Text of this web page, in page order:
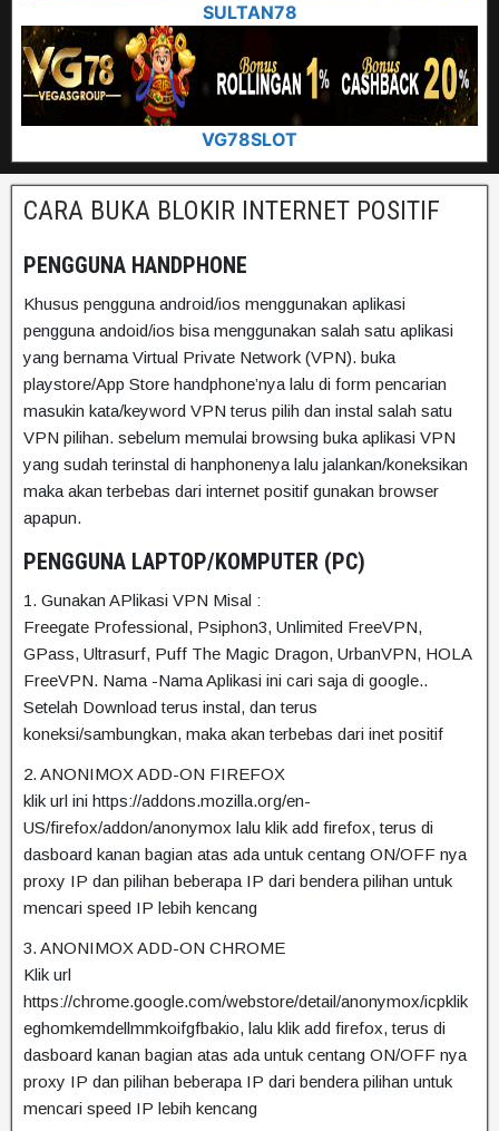
SULTAN78
VG78SLOT
CARA BUKA BLOKIR INTERNET POSITIF
PENGGUNA HANDPHONE
Khusus pengguna android/ios menggunakan aplikasi
pengguna andoid/ios bisa menggunakan salah satu aplikasi
yang bernama Virtual Private Network (VPN). buka
playstore/App Store handphone’nya lalu di form pencarian
masukin kata/keyword VPN terus pilih dan instal salah satu
VPN pilihan. sebelum memulai browsing buka aplikasi VPN
yang sudah terinstal di hanphonenya lalu jalankan/koneksikan
maka akan terbebas dari internet positif gunakan browser
apapun.
PENGGUNA LAPTOP/KOMPUTER (PC)
1. Gunakan APlikasi VPN Misal :
Freegate Professional, Psiphon3, Unlimited FreeVPN,
GPass, Ultrasurf, Puff The Magic Dragon, UrbanVPN, HOLA
FreeVPN. Nama -Nama Aplikasi ini cari saja di google..
Setelah Download terus instal, dan terus
koneksi/sambungkan, maka akan terbebas dari inet positif
2. ANONIMOX ADD-ON FIREFOX
klik url ini https://addons.mozilla.org/en-
US/firefox/addon/anonymox lalu klik add firefox, terus di
dasboard kanan bagian atas ada untuk centang ON/OFF nya
proxy IP dan pilihan beberapa IP dari bendera pilihan untuk
mencari speed IP lebih kencang
3. ANONIMOX ADD-ON CHROME
Klik url
https://chrome.google.com/webstore/detail/anonymox/icpklik
eghomkemdellmmkoifgfbakio, lalu klik add firefox, terus di
dasboard kanan bagian atas ada untuk centang ON/OFF nya
proxy IP dan pilihan beberapa IP dari bendera pilihan untuk
mencari speed IP lebih kencang